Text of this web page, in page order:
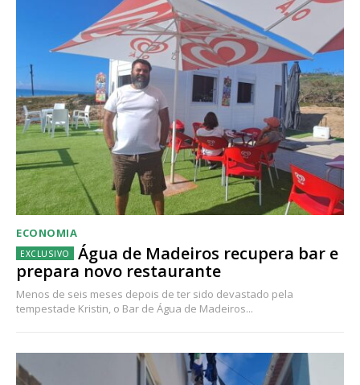
ECONOMIA
Água de Madeiros recupera bar e
prepara novo restaurante
Menos de seis meses depois de ter sido devastado pela
tempestade Kristin, o Bar de Água de Madeiros...